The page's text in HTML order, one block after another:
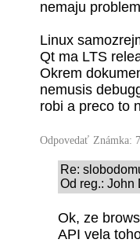
nemaju
Linux
Qt ma LTS
Okrem
nemusis
robi a preco to
Odpovedať Známka:
Re:
Od reg.: John
Ok, ze
API vela